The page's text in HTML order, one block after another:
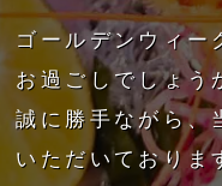
ゴールデンウィー
お過ごしでしょう
誠に勝手ながら、
いただいておりま